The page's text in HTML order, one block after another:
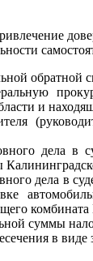
обратной
и
дела в
дела в
суммы
в